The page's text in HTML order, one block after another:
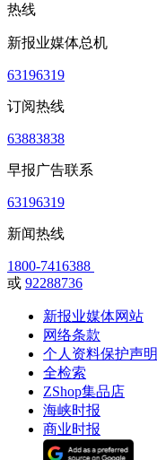
热线
新报业媒体总机
63196319
订阅热线
63883838
早报广告联系
63196319
新闻热线
1800-7416388
或 92288736
新报业媒体网站
网络条款
个人资料保护声明
全检索
ZShop集品店
海峡时报
商业时报